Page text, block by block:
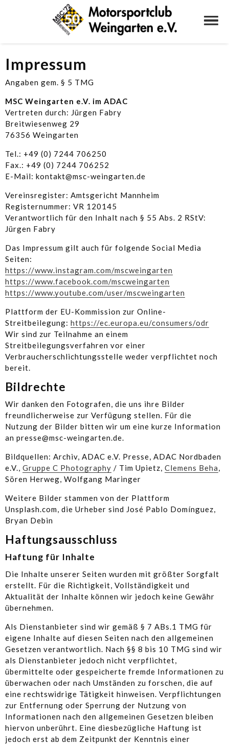
Impressum
Angaben gem. § 5 TMG
MSC Weingarten e.V. im ADAC
Vertreten durch: Jürgen Fabry
Breitwiesenweg 29
76356 Weingarten
Tel.: +49 (0) 7244 706250
Fax.: +49 (0) 7244 706252
E-Mail: kontakt@msc-weingarten.de
Vereinsregister: Amtsgericht Mannheim
Registernummer: VR 120145
Verantwortlich für den Inhalt nach § 55 Abs. 2 RStV:
Jürgen Fabry
Das Impressum gilt auch für folgende Social Media
Seiten:
https://www.instagram.com/mscweingarten
https://www.facebook.com/mscweingarten
https://www.youtube.com/user/mscweingarten
Plattform der EU-Kommission zur Online-
Streitbeilegung: https://ec.europa.eu/consumers/odr
Wir sind zur Teilnahme an einem
Streitbeilegungsverfahren vor einer
Verbraucherschlichtungsstelle weder verpflichtet noch
bereit.
Bildrechte
Wir danken den Fotografen, die uns ihre Bilder
freundlicherweise zur Verfügung stellen. Für die
Nutzung der Bilder bitten wir um eine kurze Information
an presse@msc-weingarten.de.
Bildquellen: Archiv, ADAC e.V. Presse, ADAC Nordbaden
e.V., Gruppe C Photography / Tim Upietz, Clemens Beha,
Sören Herweg, Wolfgang Maringer
Weitere Bilder stammen von der Plattform
Unsplash.com, die Urheber sind José Pablo Domínguez,
Bryan Debin
Haftungsausschluss
Haftung für Inhalte
Die Inhalte unserer Seiten wurden mit größter Sorgfalt
erstellt. Für die Richtigkeit, Vollständigkeit und
Aktualität der Inhalte können wir jedoch keine Gewähr
übernehmen.
Als Dienstanbieter sind wir gemäß § 7 ABs.1 TMG für
eigene Inhalte auf diesen Seiten nach den allgemeinen
Gesetzen verantwortlich. Nach §§ 8 bis 10 TMG sind wir
als Dienstanbieter jedoch nicht verpflichtet,
übermittelte oder gespeicherte fremde Informationen zu
überwachen oder nach Umständen zu forschen, die auf
eine rechtswidrige Tätigkeit hinweisen. Verpflichtungen
zur Entfernung oder Sperrung der Nutzung von
Informationen nach den allgemeinen Gesetzen bleiben
hiervon unberührt. Eine diesbezügliche Haftung ist
jedoch erst ab dem Zeitpunkt der Kenntnis einer